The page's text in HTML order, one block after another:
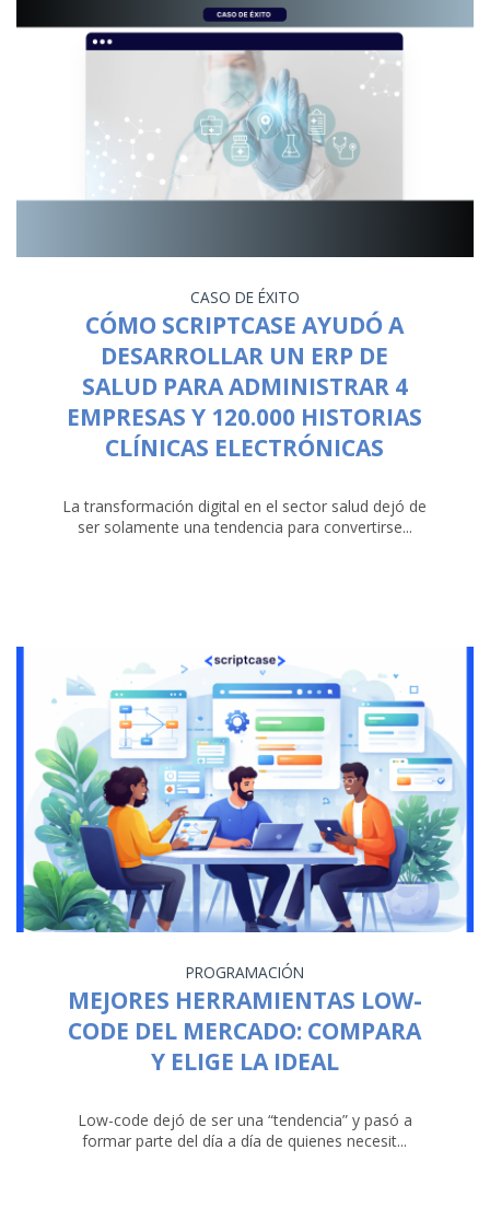
CASO DE ÉXITO
CÓMO SCRIPTCASE AYUDÓ A
DESARROLLAR UN ERP DE
SALUD PARA ADMINISTRAR 4
EMPRESAS Y 120.000 HISTORIAS
CLÍNICAS ELECTRÓNICAS
La transformación digital en el sector salud dejó de
ser solamente una tendencia para convertirse...
PROGRAMACIÓN
MEJORES HERRAMIENTAS LOW-
CODE DEL MERCADO: COMPARA
Y ELIGE LA IDEAL
Low-code dejó de ser una “tendencia” y pasó a
formar parte del día a día de quienes necesit...